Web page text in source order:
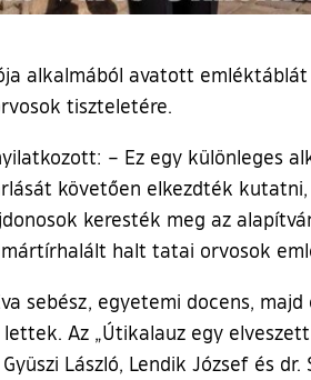
alkalmából avatott emléktáblát
tiszteletére.
– Ez egy különleges
követően elkezdték
keresték meg az
halt tatai orvosok
sebész, egyetemi docens,
Az „Útikalauz egy
László, Lendik József és